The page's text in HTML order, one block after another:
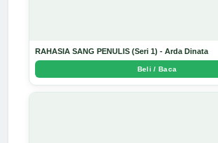
RAHASIA SANG PENULIS (Seri 1) - Arda Dinata
Beli / Baca